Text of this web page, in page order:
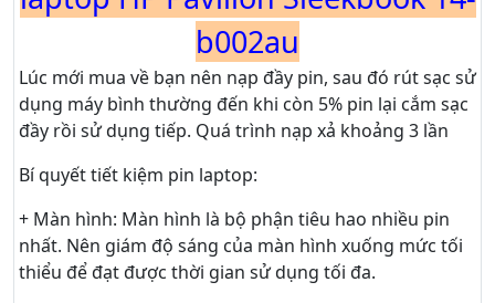
b002au
Lúc mới mua về bạn nên nạp đầy pin, sau đó rút sạc sử
dụng máy bình thường đến khi còn 5% pin lại cắm sạc
đầy rồi sử dụng tiếp. Quá trình nạp xả khoảng 3 lần
Bí quyết tiết kiệm pin laptop:
+ Màn hình: Màn hình là bộ phận tiêu hao nhiều pin
nhất. Nên giám độ sáng của màn hình xuống mức tối
thiểu để đạt được thời gian sử dụng tối đa.